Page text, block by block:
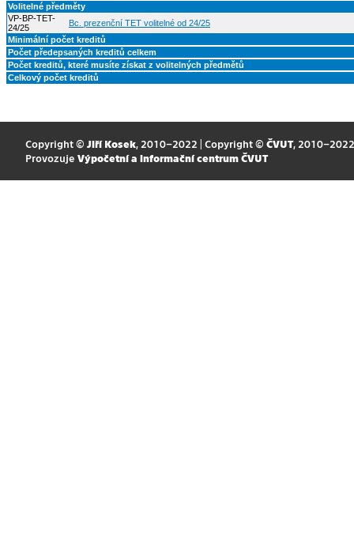
Volitelné předměty
VP-BP-TET-
24/25
Bc. prezenční TET volitelné od 24/25
Minimální počet kreditů
Počet předepsaných kreditů celkem
Počet kreditů, které musíte získat z volitelných předmětů
Celkový počet kreditů
Copyright © Jiří Kosek, 2010–2022 | Copyright © ČVUT, 2010–2022
Provozuje Výpočetní a informační centrum ČVUT